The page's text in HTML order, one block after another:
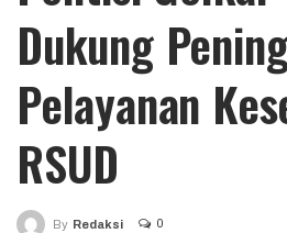
Dukung
Pelayanan
RSUD
By Redaksi 0